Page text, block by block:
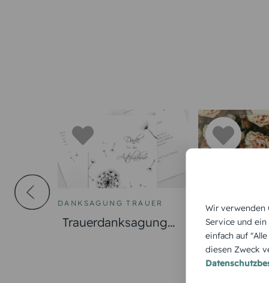
DANKSAGUNG TRAUER
Trauerdanksagung
DANKSAGUNG
Trauer
Wir verwenden
Service und
einfach auf
diesen Zweck